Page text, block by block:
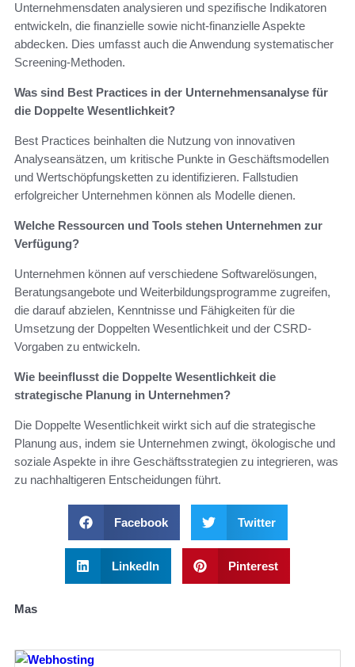
Unternehmensdaten analysieren und spezifische Indikatoren
entwickeln, die finanzielle sowie nicht-finanzielle Aspekte
abdecken. Dies umfasst auch die Anwendung systematischer
Screening-Methoden.
Was sind Best Practices in der Unternehmensanalyse für
die Doppelte Wesentlichkeit?
Best Practices beinhalten die Nutzung von innovativen
Analyseansätzen, um kritische Punkte in Geschäftsmodellen
und Wertschöpfungsketten zu identifizieren. Fallstudien
erfolgreicher Unternehmen können als Modelle dienen.
Welche Ressourcen und Tools stehen Unternehmen zur
Verfügung?
Unternehmen können auf verschiedene Softwarelösungen,
Beratungsangebote und Weiterbildungsprogramme zugreifen,
die darauf abzielen, Kenntnisse und Fähigkeiten für die
Umsetzung der Doppelten Wesentlichkeit und der CSRD-
Vorgaben zu entwickeln.
Wie beeinflusst die Doppelte Wesentlichkeit die
strategische Planung in Unternehmen?
Die Doppelte Wesentlichkeit wirkt sich auf die strategische
Planung aus, indem sie Unternehmen zwingt, ökologische und
soziale Aspekte in ihre Geschäftsstrategien zu integrieren, was
zu nachhaltigeren Entscheidungen führt.
Facebook Twitter
LinkedIn Pinterest
Mas